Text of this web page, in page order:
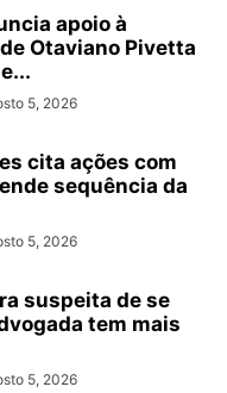
apoio à
Otaviano Pivetta
5, 2026
cita ações com
sequência da
5, 2026
suspeita de se
tem mais
5, 2026